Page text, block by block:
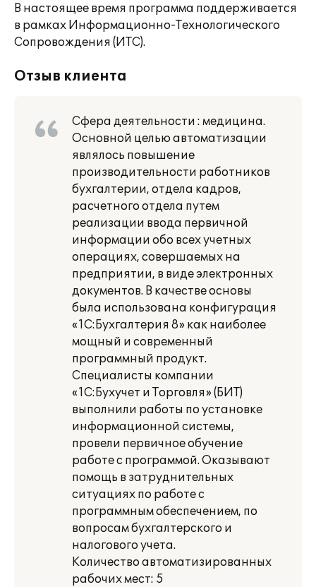
В настоящее время программа поддерживается
в рамках Информационно-Технологического
Сопровождения (ИТС).
Отзыв клиента
Сфера деятельности : медицина.
Основной целью автоматизации
являлось повышение
производительности работников
бухгалтерии, отдела кадров,
расчетного отдела путем
реализации ввода первичной
информации обо всех учетных
операциях, совершаемых на
предприятии, в виде электронных
документов. В качестве основы
была использована конфигурация
«1С:Бухгалтерия 8» как наиболее
мощный и современный
программный продукт.
Специалисты компании
«1С:Бухучет и Торговля» (БИТ)
выполнили работы по установке
информационной системы,
провели первичное обучение
работе с программой. Оказывают
помощь в затруднительных
ситуациях по работе с
программным обеспечением, по
вопросам бухгалтерского и
налогового учета.
Количество автоматизированных
рабочих мест: 5